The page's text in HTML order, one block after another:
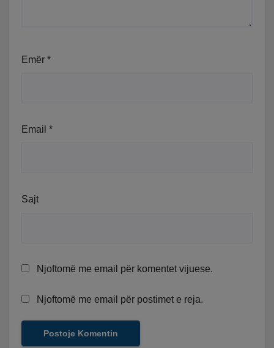
Emër *
Email *
Sajt
Njoftomë me email për komentet vijuese.
Njoftomë me email për postimet e reja.